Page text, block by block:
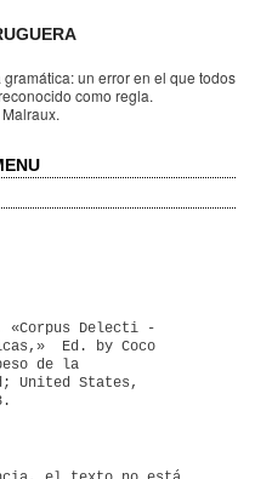
un error en el que todos
como regla.
«Corpus Delecti -
Ed. by Coco
de la
United States,